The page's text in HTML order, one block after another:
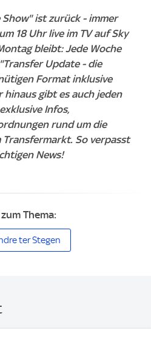
ist zurück - immer
18 Uhr live im TV auf Sky
bleibt: Jede Woche
Update - die
Format inklusive
hinaus gibt es auch jeden
Infos,
rund um die
Transfermarkt. So verpasst
News!
Thema:
ter Stegen